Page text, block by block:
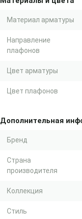
Материал арматуры
Направление
плафонов
Цвет арматуры
Цвет плафонов
Дополнительная
Бренд
Страна
производителя
Коллекция
Стиль